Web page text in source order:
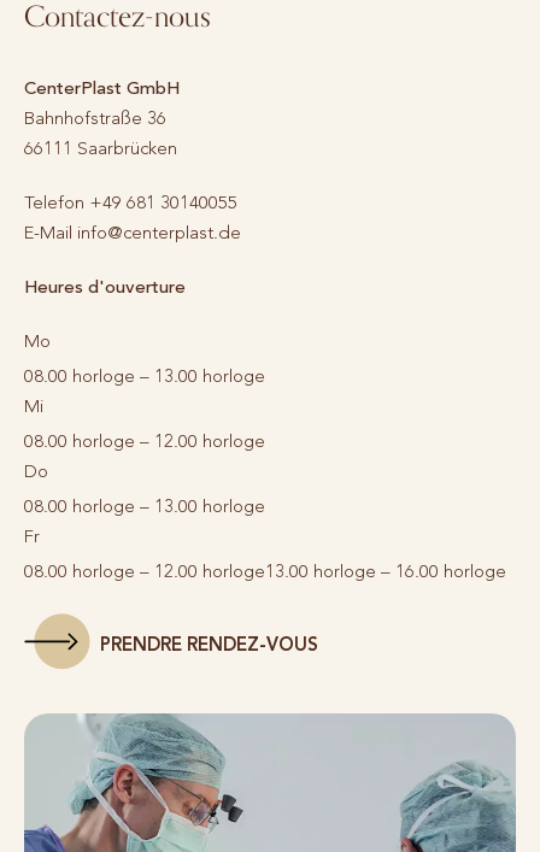
Contactez-nous
CenterPlast GmbH
Bahnhofstraße 36
66111 Saarbrücken
Telefon +49 681 30140055
E-Mail info@centerplast.de
Heures d'ouverture
Mo
08.00 horloge – 13.00 horloge
Mi
08.00 horloge – 12.00 horloge
Do
08.00 horloge – 13.00 horloge
Fr
08.00 horloge – 12.00 horloge13.00 horloge – 16.00 horloge
PRENDRE RENDEZ-VOUS